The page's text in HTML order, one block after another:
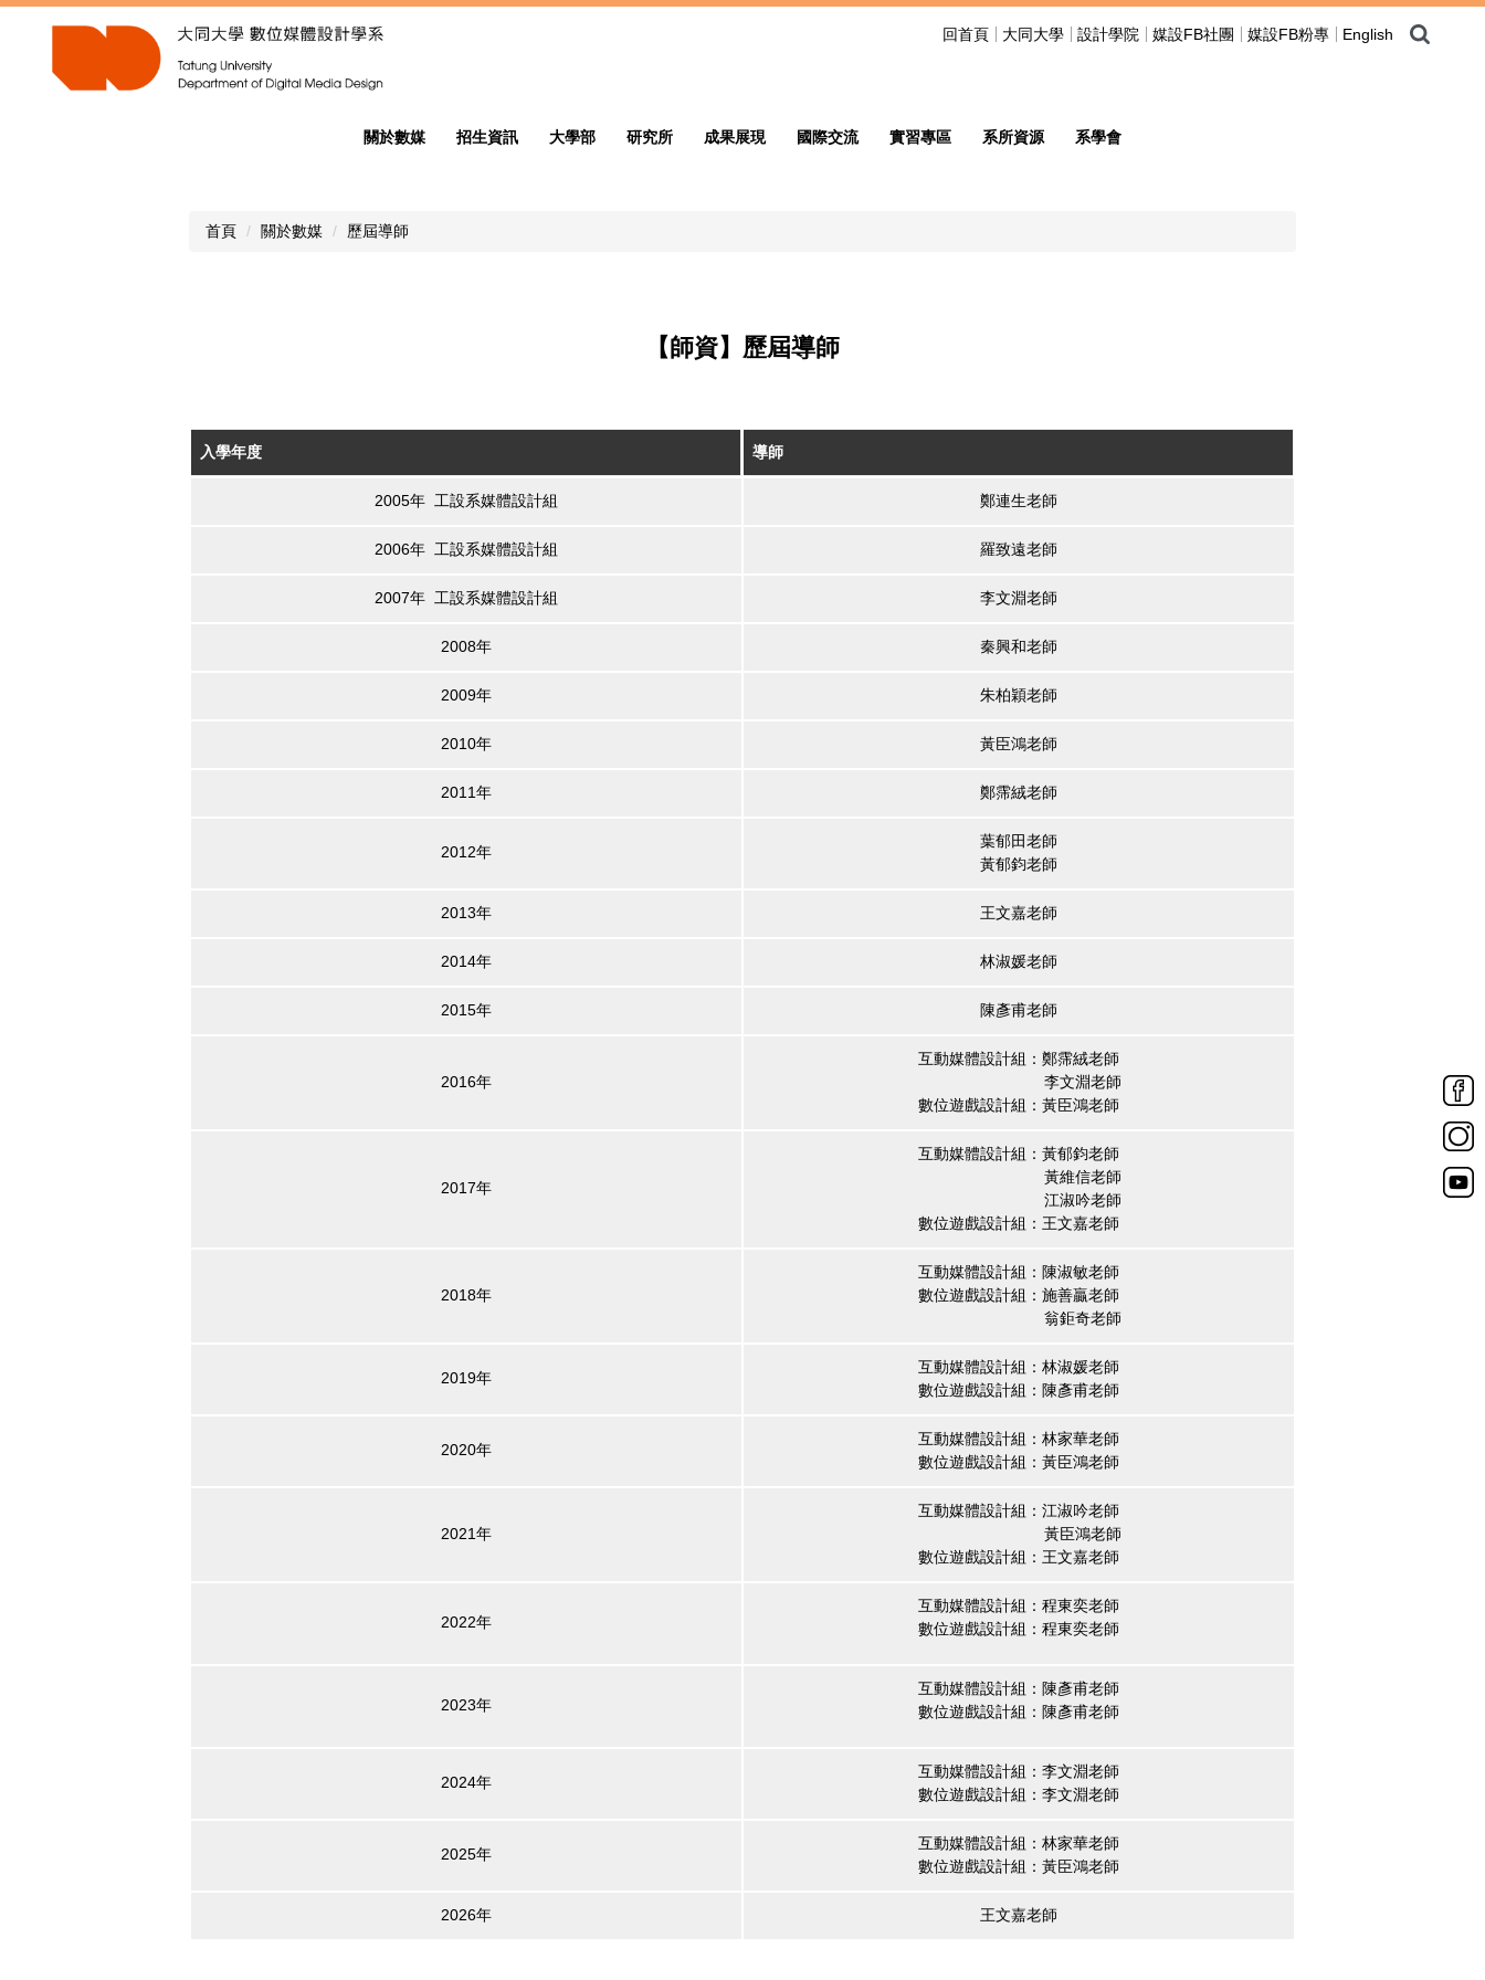
回首頁 大同大學 設計學院 媒設FB社團 媒設FB粉專 English
關於數媒 招生資訊 大學部 研究所 成果展現 國際交流 實習專區 系所資源 系學會
首頁 關於數媒 歷屆導師
【師資】歷屆導師
入學年度 導師
2005年 工設系媒體設計組 鄭連生老師
2006年 工設系媒體設計組 羅致遠老師
2007年 工設系媒體設計組 李文淵老師
2008年 秦興和老師
2009年 朱柏穎老師
2010年 黃臣鴻老師
2011年 鄭霈絨老師
2012年
葉郁田老師
黃郁鈞老師
2013年 王文嘉老師
2014年 林淑媛老師
2015年 陳彥甫老師
2016年
互動媒體設計組：鄭霈絨老師
李文淵老師
數位遊戲設計組：黃臣鴻老師
2017年
互動媒體設計組：黃郁鈞老師
黃維信老師
江淑吟老師
數位遊戲設計組：王文嘉老師
2018年
互動媒體設計組：陳淑敏老師
數位遊戲設計組：施善贏老師
翁鉅奇老師
2019年
互動媒體設計組：林淑媛老師
數位遊戲設計組：陳彥甫老師
2020年
互動媒體設計組：林家華老師
數位遊戲設計組：黃臣鴻老師
2021年
互動媒體設計組：江淑吟老師
黃臣鴻老師
數位遊戲設計組：王文嘉老師
2022年
互動媒體設計組：程東奕老師
數位遊戲設計組：程東奕老師
2023年
互動媒體設計組：陳彥甫老師
數位遊戲設計組：陳彥甫老師
2024年
互動媒體設計組：李文淵老師
數位遊戲設計組：李文淵老師
2025年
互動媒體設計組：林家華老師
數位遊戲設計組：黃臣鴻老師
2026年 王文嘉老師